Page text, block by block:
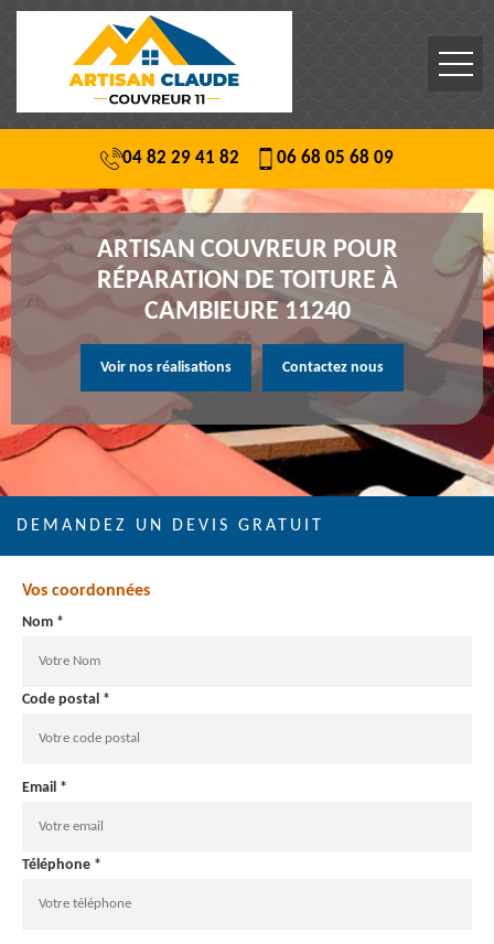
04 82 29 41 82 06 68 05 68 09
ARTISAN COUVREUR POUR
RÉPARATION DE TOITURE À
CAMBIEURE 11240
Voir nos réalisations Contactez nous
DEMANDEZ UN DEVIS GRATUIT
Vos coordonnées
Nom *
Code postal *
Email *
Téléphone *